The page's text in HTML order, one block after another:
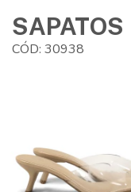
SAPATOS
CÓD: 30938